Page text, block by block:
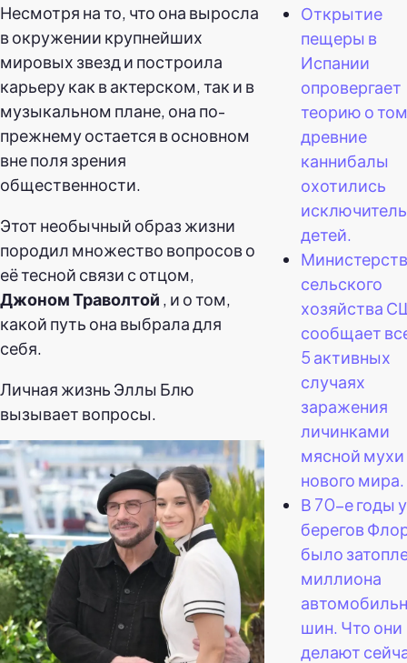
Несмотря на то, что она выросла
в окружении крупнейших
мировых звезд и построила
карьеру как в актерском, так и в
музыкальном плане, она по-
прежнему остается в основном
вне поля зрения
общественности.
Этот необычный образ жизни
породил множество вопросов о
её тесной связи с отцом,
Джоном Траволтой , и о том,
какой путь она выбрала для
себя.
Личная жизнь Эллы Блю
вызывает вопросы.
Открытие
пещеры в
Испании
опровергает
теорию о
древние
каннибалы
охотились
детей.
сельского
хозяйства
сообщает
5 активных
случаях
заражения
личинками
мясной мухи
нового мира.
В 70-е годы у
берегов
было
миллиона
шин. Что они
делают